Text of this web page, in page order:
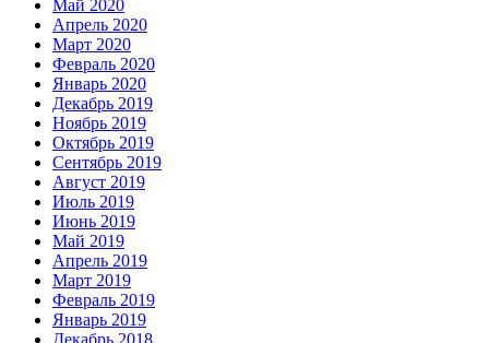
Май 2020
Апрель 2020
Март 2020
Февраль 2020
Январь 2020
Декабрь 2019
Ноябрь 2019
Октябрь 2019
Сентябрь 2019
Август 2019
Июль 2019
Июнь 2019
Май 2019
Апрель 2019
Март 2019
Февраль 2019
Январь 2019
Декабрь 2018